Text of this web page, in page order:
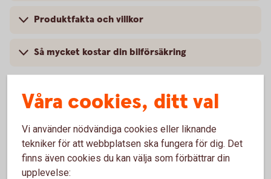
Produktfakta och villkor
Så mycket kostar din bilförsäkring
Vanliga frågor om att försäkra Audi
Trafik, hel och halv – vad är det för skillnad på
försäkringarna?
Våra cookies, ditt val
Vi använder nödvändiga cookies eller liknande
tekniker för att webbplatsen ska fungera för dig. Det
finns även cookies du kan välja som förbättrar din
upplevelse: